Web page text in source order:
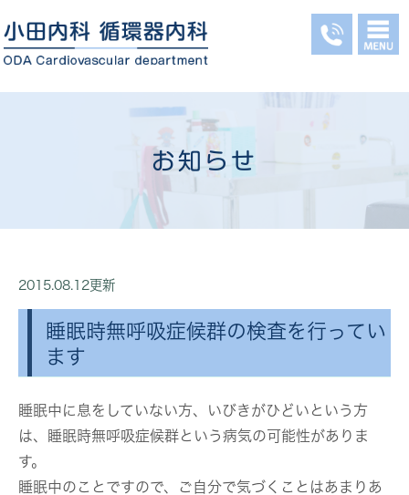
お知らせ
2015.08.12更新
睡眠時無呼吸症候群の検査を行ってい
ます
睡眠中に息をしていない方、いびきがひどいという方
は、睡眠時無呼吸症候群という病気の可能性がありま
す。
睡眠中のことですので、ご自分で気づくことはあまりあ